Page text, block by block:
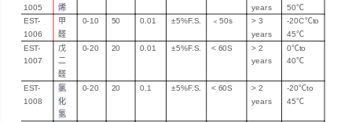
1005 烯 years
50℃
EST-
1006
甲
醛
0-10 50 0.01 ±5%F.S. ﹤ 50s > 3
years
-20C℃to
45℃
EST-
1007
戊
二
醛
0-20 20 0.01 ±5%F.S. < 60S
> 2
years
0℃to
40℃
EST-
1008
氯
化
氢
0-20 20 0.1 ±5%F.S. < 60S
> 2
years
-20℃to
45℃